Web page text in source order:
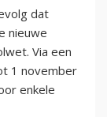
dat
nieuwe
Via een
1 november
enkele